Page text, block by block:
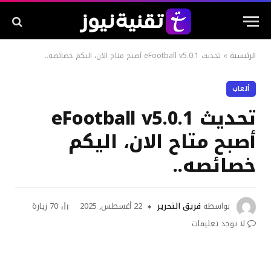
الرئيسية » تحديث eFootball v5.0.1 أصبح متاح الان، اليكم خصائصه..
ألعاب
تحديث eFootball v5.0.1
أصبح متاح الان، اليكم
خصائصه..
بواسطة فريق التحرير 22 أغسطس, 2025 70 زيارة
لا توجد تعليقات